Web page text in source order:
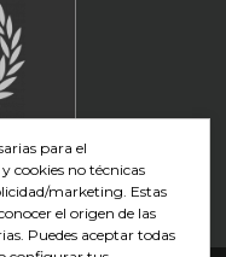
para el
cookies no técnicas
marketing. Estas
el origen de las
Puedes aceptar todas